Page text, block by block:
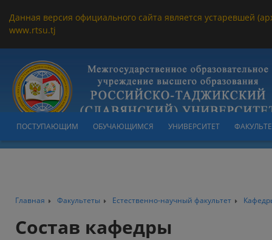
Данная версия официального сайта является устаревшей
www.rtsu.tj
ПОСТУПАЮЩИМ ОБУЧАЮЩИМСЯ УНИВЕРСИТЕТ
Главная Факультеты Естественно-научный факультет
Состав кафедры